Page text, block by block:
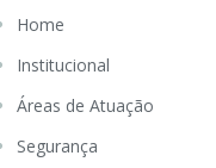
Home
Institucional
Áreas de Atuação
Segurança